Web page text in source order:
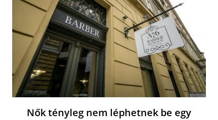
Nők tényleg nem léphetnek be egy